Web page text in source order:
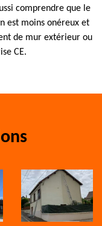
comprendre que le
est moins onéreux et
de mur extérieur ou
CE.